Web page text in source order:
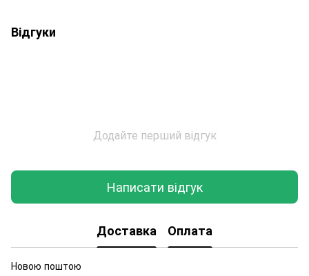
Відгуки
Додайте перший відгук
Написати відгук
Доставка Оплата
Новою поштою